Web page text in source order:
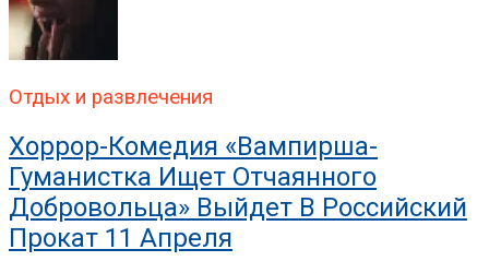
Отдых и развлечения
Хоррор-Комедия «Вампирша-
Гуманистка Ищет Отчаянного
Добровольца» Выйдет В Российский
Прокат 11 Апреля